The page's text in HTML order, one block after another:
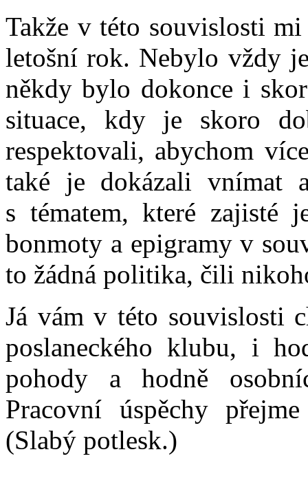
Takže v této souvislosti
letošní rok. Nebylo vždy
někdy bylo dokonce i
situace, kdy je skoro
respektovali, abychom
také je dokázali vnímat
s tématem, které zajisté
bonmoty a epigramy v
to žádná politika, čili
Já vám v této souvislosti
poslaneckého klubu, i
pohody a hodně
Pracovní úspěchy
(Slabý potlesk.)